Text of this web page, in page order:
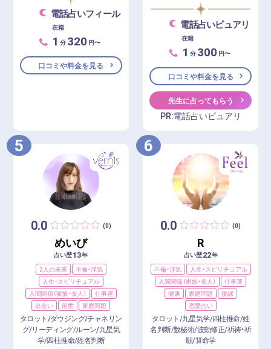
電話占いフィール
在籍
1 分 320 円〜
口コミや料金を見る
電話占いピュアリ
在籍
1 分 300 円〜
口コミや料金を見る
先生に占ってもらう
PR:電話占いピュアリ
5
0.0 (0)
めいび
占い歴13年
2人の未来
不倫・浮気
人生・スピリチュアル
人間関係（家族・友人）
仕事運
出会い
前世 家庭問題
タロット/ダウジング/チャネリン
グ/リーディング/ルーン/九星気
学/四柱推命/姓名判断
6
0.0 (0)
R
占い歴22年
不倫・浮気
人生・スピリチュアル
人間関係（家族・友人）
仕事運
健康
家庭問題
復縁
恋愛占い
タロット/九星気学/四柱推命/姓
名判断/数秘術/波動修正/祈祷・祈
願/算命学